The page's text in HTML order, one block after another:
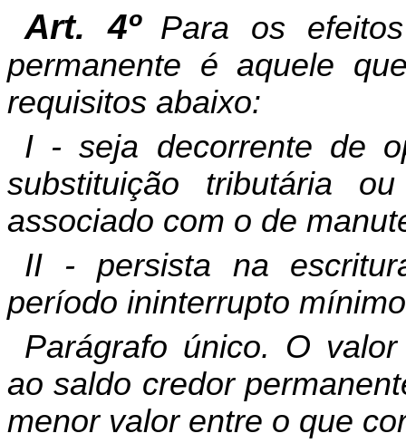
Art. 4º Para os
permanente é aquele
requisitos abaixo:
I - seja decorrente de
substituição tributária
associado com o de
II - persista na
período ininterrupto
Parágrafo único. O
ao saldo credor
menor valor entre o que